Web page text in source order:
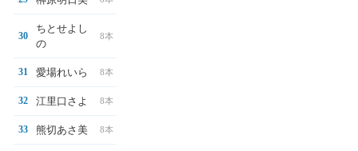
30
ちとせよし
の
8本
31 愛場れいら 8本
32 江里口さよ 8本
33 熊切あさ美 8本